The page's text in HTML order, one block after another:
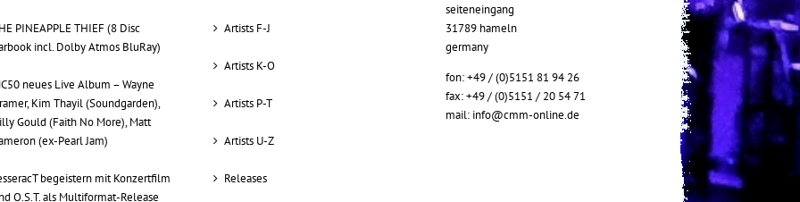
PINEAPPLE THIEF (8 Disc
incl. Dolby Atmos BluRay)
neues Live Album – Wayne
Kim Thayil (Soundgarden),
Gould (Faith No More), Matt
(ex-Pearl Jam)
begeistern mit Konzertfilm
O.S.T. als Multiformat-Release
Artists F-J
Artists K-O
Artists P-T
Artists U-Z
Releases
seiteneingang
31789 hameln
germany
fon: +49 / (0)5151 81 94 26
fax: +49 / (0)5151 / 20 54 71
mail: info@cmm-online.de